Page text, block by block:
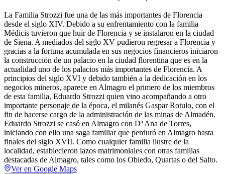
La Familia Strozzi fue una de las más importantes de Florencia
desde el siglo XIV. Debido a su enfrentamiento con la familia
Médicis tuvieron que huir de Florencia y se instalaron en la ciudad
de Siena. A mediados del siglo XV pudieron regresar a Florencia y
gracias a la fortuna acumulada en sus negocios financieros iniciaron
la construcción de un palacio en la ciudad florentina que es en la
actualidad uno de los palacios más importantes de Florencia. A
principios del siglo XVI y debido también a la dedicación en los
negocios mineros, aparece en Almagro el primero de los miembros
de esta familia, Eduardo Strozzi quien vino acompañando a otro
importante personaje de la época, el milanés Gaspar Rotulo, con el
fin de hacerse cargo de la administración de las minas de Almadén.
Eduardo Strozzi se casó en Almagro con Dª Ana de Torres,
iniciando con ello una saga familiar que perduró en Almagro hasta
finales del siglo XVII. Como cualquier familia ilustre de la
localidad, establecieron lazos matrimoniales con otras familias
destacadas de Almagro, tales como los Obiedo, Quartas o del Salto.
Ver en Google Maps